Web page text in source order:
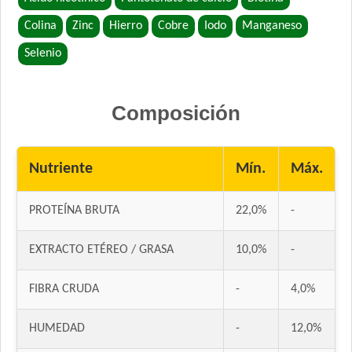
Maxxium Perrro Cachorro Pollo de Campo y Arroz
Mi Amigo Perro Cachorro
MisterPet Perro Cachorro
Nature Perro Cachorro Pequeño y Mediano
Nature Perro Cachorro Raza Grande
NutriCare Perro Cachorro
Nutribon Plus Perro Cachorro
Nutrique Large Puppy
Odwalla Perro Cachorro
Grandes
Integral
Colina Zinc Hierro Cobre Iodo Manganeso
Selenio
Composición
Nutriente Mín. Máx.
PROTEÍNA BRUTA 22,0% -
EXTRACTO ETÉREO / GRASA 10,0% -
FIBRA CRUDA - 4,0%
HUMEDAD - 12,0%